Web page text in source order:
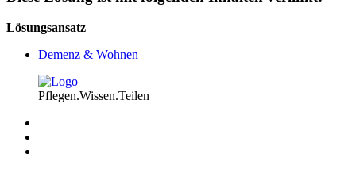
Lösungsansatz
Demenz & Wohnen
Pflegen.Wissen.Teilen